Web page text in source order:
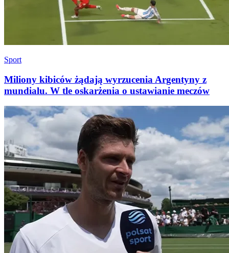
Sport
Miliony kibiców żądają wyrzucenia Argentyny z
mundialu. W tle oskarżenia o ustawianie meczów